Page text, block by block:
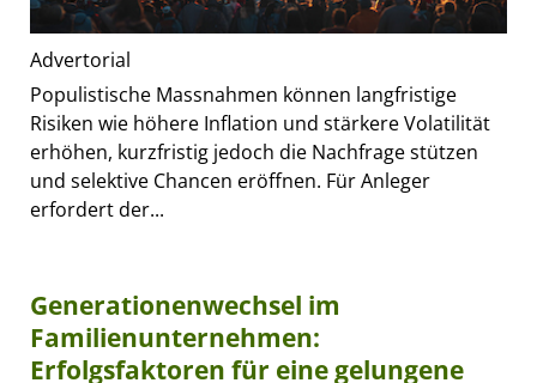
Advertorial
Populistische Massnahmen können langfristige
Risiken wie höhere Inflation und stärkere Volatilität
erhöhen, kurzfristig jedoch die Nachfrage stützen
und selektive Chancen eröffnen. Für Anleger
erfordert der...
Generationenwechsel im
Familienunternehmen:
Erfolgsfaktoren für eine gelungene